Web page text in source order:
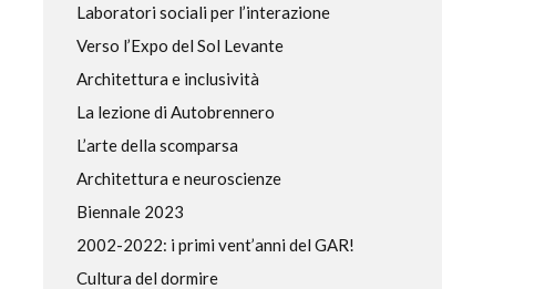
Laboratori sociali per l’interazione
Verso l’Expo del Sol Levante
Architettura e inclusività
La lezione di Autobrennero
L’arte della scomparsa
Architettura e neuroscienze
Biennale 2023
2002-2022: i primi vent’anni del GAR!
Cultura del dormire